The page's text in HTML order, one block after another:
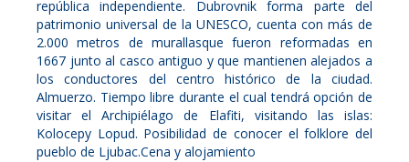
república independiente. Dubrovnik forma parte del
patrimonio universal de la UNESCO, cuenta con más de
2.000 metros de murallasque fueron reformadas en
1667 junto al casco antiguo y que mantienen alejados a
los conductores del centro histórico de la ciudad.
Almuerzo. Tiempo libre durante el cual tendrá opción de
visitar el Archipiélago de Elafiti, visitando las islas:
Kolocepy Lopud. Posibilidad de conocer el folklore del
pueblo de Ljubac.Cena y alojamiento